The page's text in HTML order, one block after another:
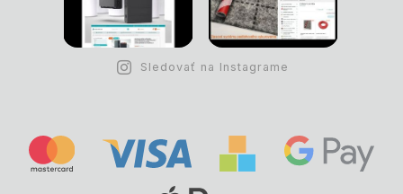
Sledovať na Instagrame